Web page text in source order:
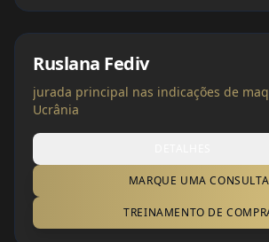
Ruslana Fediv
jurada principal nas indicações de
Ucrânia
MARQUE UMA CONSULTA
TREINAMENTO DE